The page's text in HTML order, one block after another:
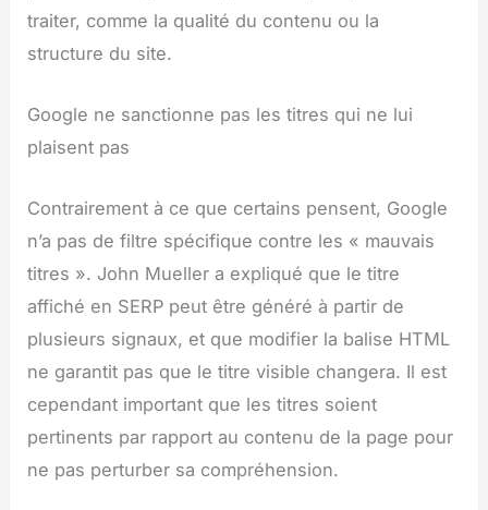
traiter, comme la qualité du contenu ou la
structure du site.
Google ne sanctionne pas les titres qui ne lui
plaisent pas
Contrairement à ce que certains pensent, Google
n’a pas de filtre spécifique contre les « mauvais
titres ». John Mueller a expliqué que le titre
affiché en SERP peut être généré à partir de
plusieurs signaux, et que modifier la balise HTML
ne garantit pas que le titre visible changera. Il est
cependant important que les titres soient
pertinents par rapport au contenu de la page pour
ne pas perturber sa compréhension.